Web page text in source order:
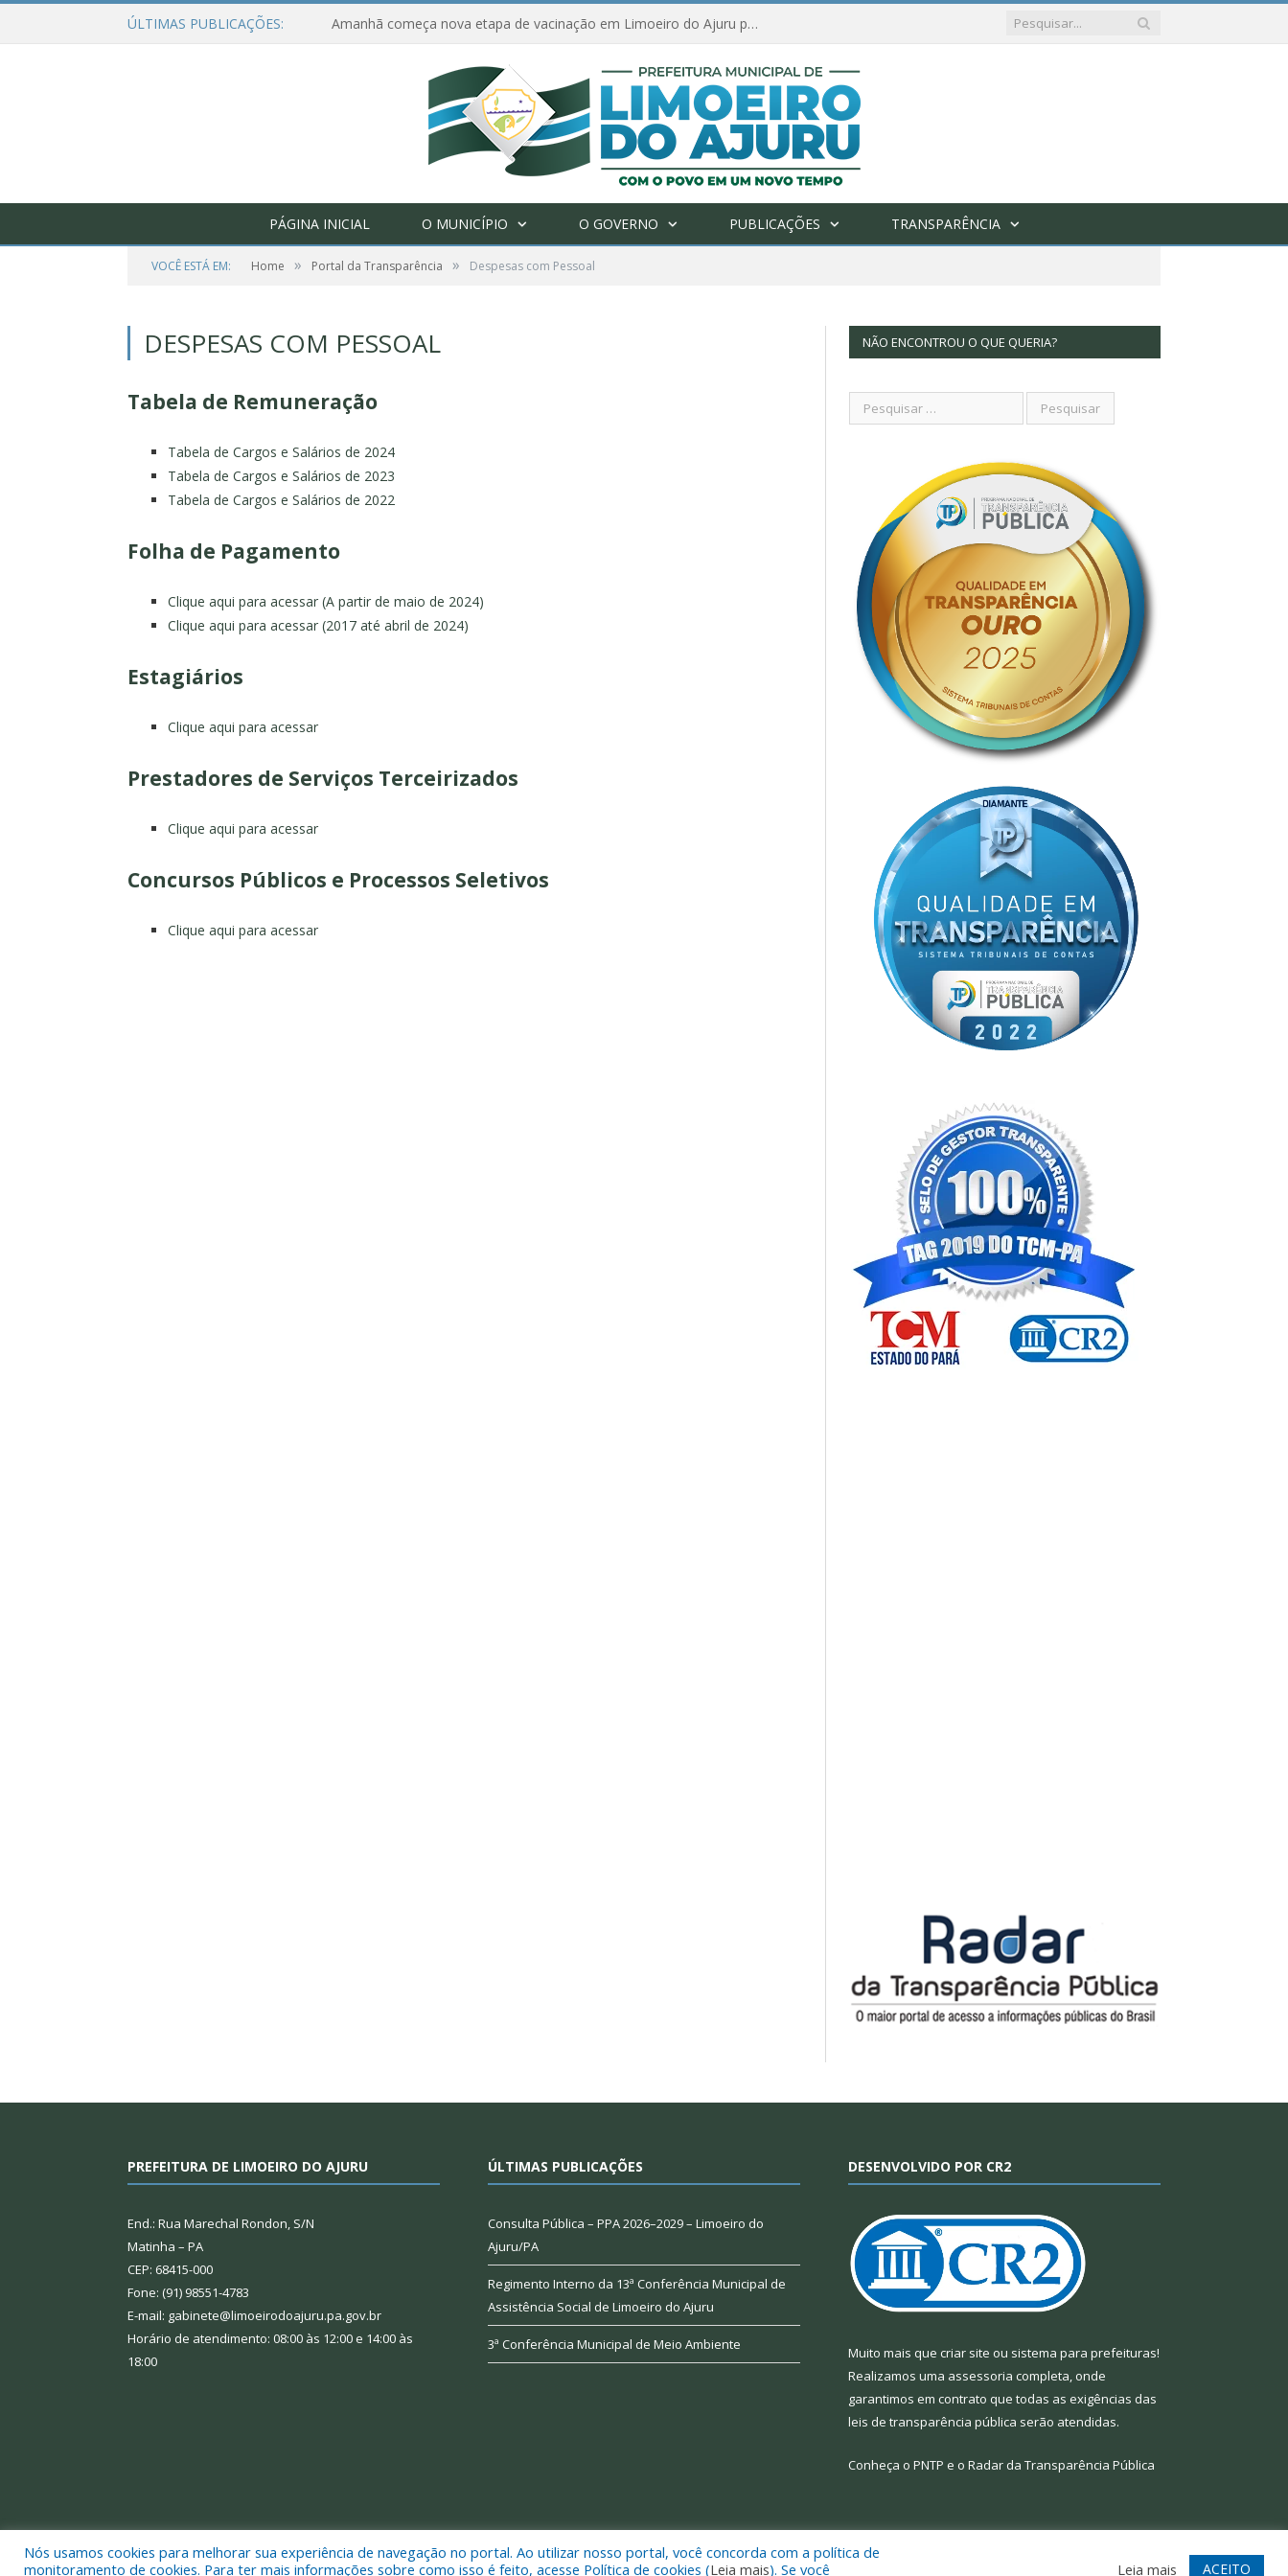
ÚLTIMAS PUBLICAÇÕES: Amanhã começa nova etapa de vacinação em Limoeiro do Ajuru para idosos com 65 ou mais
PÁGINA INICIAL O MUNICÍPIO O GOVERNO PUBLICAÇÕES TRANSPARÊNCIA
VOCÊ ESTÁ EM: Home » Portal da Transparência » Despesas com Pessoal
DESPESAS COM PESSOAL
Tabela de Remuneração
Tabela de Cargos e Salários de 2024
Tabela de Cargos e Salários de 2023
Tabela de Cargos e Salários de 2022
Folha de Pagamento
Clique aqui para acessar (A partir de maio de 2024)
Clique aqui para acessar (2017 até abril de 2024)
Estagiários
Clique aqui para acessar
Prestadores de Serviços Terceirizados
Clique aqui para acessar
Concursos Públicos e Processos Seletivos
Clique aqui para acessar
NÃO ENCONTROU O QUE QUERIA?
PREFEITURA DE LIMOEIRO DO AJURU
End.: Rua Marechal Rondon, S/N
Matinha – PA
CEP: 68415-000
Fone: (91) 98551-4783
E-mail: gabinete@limoeirodoajuru.pa.gov.br
Horário de atendimento: 08:00 às 12:00 e 14:00 às
18:00
ÚLTIMAS PUBLICAÇÕES
Consulta Pública – PPA 2026–2029 – Limoeiro do
Ajuru/PA
Regimento Interno da 13ª Conferência Municipal de
Assistência Social de Limoeiro do Ajuru
3ª Conferência Municipal de Meio Ambiente
DESENVOLVIDO POR CR2
Muito mais que criar site ou sistema para prefeituras!
Realizamos uma assessoria completa, onde
garantimos em contrato que todas as exigências das
leis de transparência pública serão atendidas.
Conheça o PNTP e o Radar da Transparência Pública
Todos os direitos reservados a Prefeitura Municipal de Limoeiro do Ajuru. Mapa do Site Acessar Webmail
Nós usamos cookies para melhorar sua experiência de navegação no portal. Ao utilizar nosso portal, você concorda com a política de
monitoramento de cookies. Para ter mais informações sobre como isso é feito, acesse Política de cookies (Leia mais). Se você Leia mais ACEITO